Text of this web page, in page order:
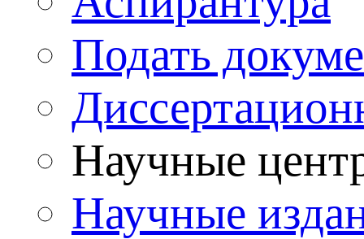
Подать
Научные
Научные